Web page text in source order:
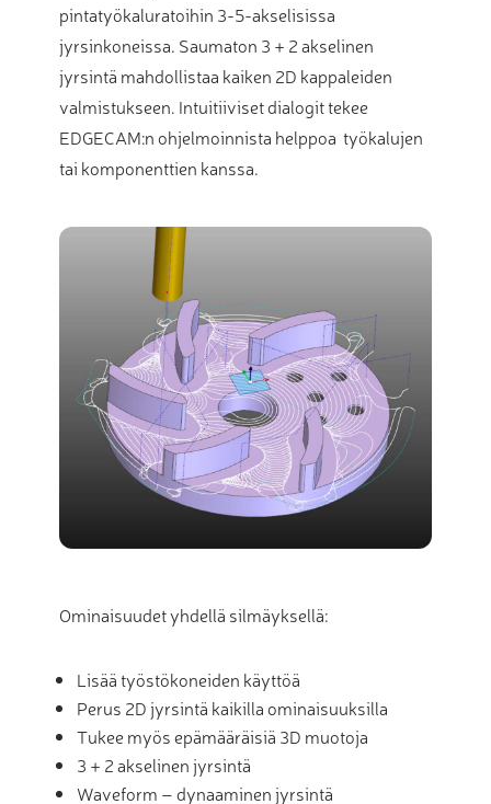
pintatyökaluratoihin 3-5-akselisissa
jyrsinkoneissa. Saumaton 3 + 2 akselinen
jyrsintä mahdollistaa kaiken 2D kappaleiden
valmistukseen. Intuitiiviset dialogit tekee
EDGECAM:n ohjelmoinnista helppoa työkalujen
tai komponenttien kanssa.
Ominaisuudet yhdellä silmäyksellä:
Lisää työstökoneiden käyttöä
Perus 2D jyrsintä kaikilla ominaisuuksilla
Tukee myös epämääräisiä 3D muotoja
3 + 2 akselinen jyrsintä
Waveform – dynaaminen jyrsintä